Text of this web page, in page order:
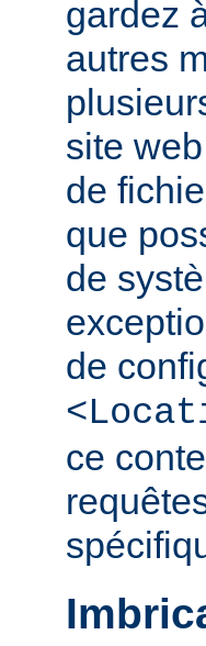
gardez
autres
site
de
que
de
de
ce